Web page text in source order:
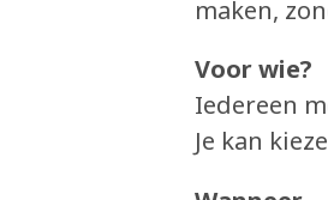
maken,
Voor wie?
Iedereen
Je kan